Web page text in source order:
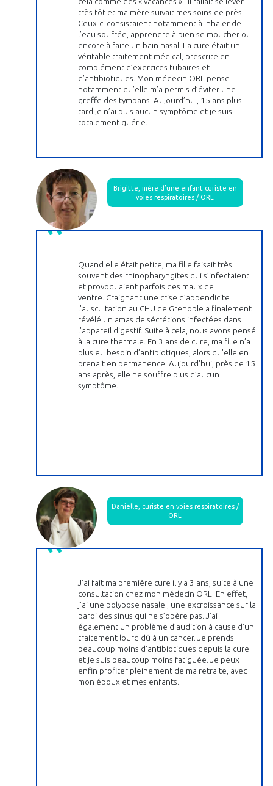
très tôt et ma mère suivait mes soins de près.
Ceux-ci consistaient notamment à inhaler de
l’eau soufrée, apprendre à bien se moucher ou
encore à faire un bain nasal. La cure était un
véritable traitement médical, prescrite en
complément d’exercices tubaires et
d’antibiotiques. Mon médecin ORL pense
notamment qu’elle m’a permis d’éviter une
greffe des tympans. Aujourd’hui, 15 ans plus
tard je n’ai plus aucun symptôme et je suis
totalement guérie.
Brigitte, mère d’une enfant curiste en
voies respiratoires / ORL
Quand elle était petite, ma fille faisait très
souvent des rhinopharyngites qui s’infectaient
et provoquaient parfois des maux de
ventre. Craignant une crise d’appendicite
l’auscultation au CHU de Grenoble a finalement
révélé un amas de sécrétions infectées dans
l’appareil digestif. Suite à cela, nous avons pensé
à la cure thermale. En 3 ans de cure, ma fille n’a
plus eu besoin d’antibiotiques, alors qu’elle en
prenait en permanence. Aujourd’hui, près de 15
ans après, elle ne souffre plus d’aucun
symptôme.
Danielle, curiste en voies respiratoires /
ORL
J’ai fait ma première cure il y a 3 ans, suite à une
consultation chez mon médecin ORL. En effet,
j’ai une polypose nasale ; une excroissance sur la
paroi des sinus qui ne s’opère pas. J’ai
également un problème d’audition à cause d’un
traitement lourd dû à un cancer. Je prends
beaucoup moins d'antibiotiques depuis la cure
et je suis beaucoup moins fatiguée. Je peux
enfin profiter pleinement de ma retraite, avec
mon époux et mes enfants.